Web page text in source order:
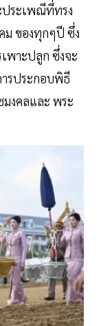
ประเพณีที่ทรง
ของทุกๆปี ซึ่ง
พาะปลูก ซึ่งจะ
รประกอบพิธี
งคลและ พระ